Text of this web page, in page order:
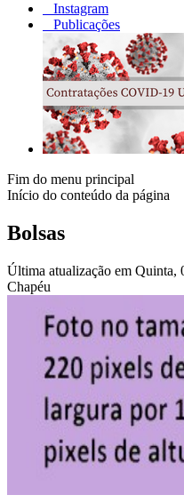
Instagram
Publicações
Fim do menu principal
Início do conteúdo da página
Bolsas
Última atualização em Quinta,
Chapéu